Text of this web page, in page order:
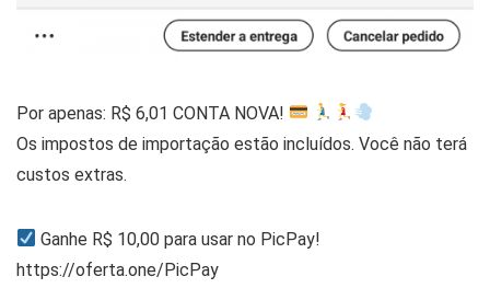
Por apenas: R$ 6,01 CONTA NOVA!
Os impostos de importação estão incluídos. Você não terá
custos extras.
Ganhe R$ 10,00 para usar no PicPay!
https://oferta.one/PicPay